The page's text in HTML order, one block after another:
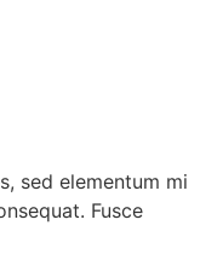
sed elementum mi
Fusce